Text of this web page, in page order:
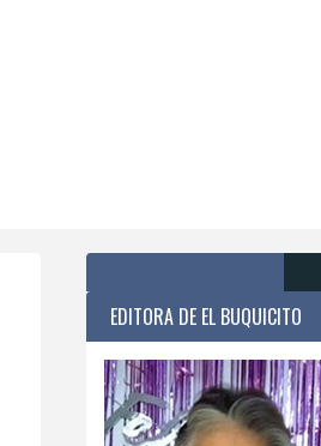
EDITORA DE EL BUQUICITO